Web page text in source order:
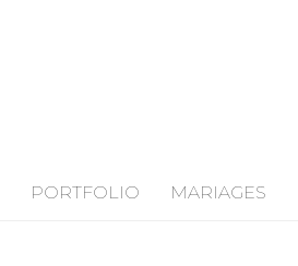
PORTFOLIO MARIAGES